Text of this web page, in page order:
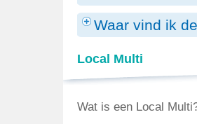
Waar vind ik
Local Multi
Wat is een Local